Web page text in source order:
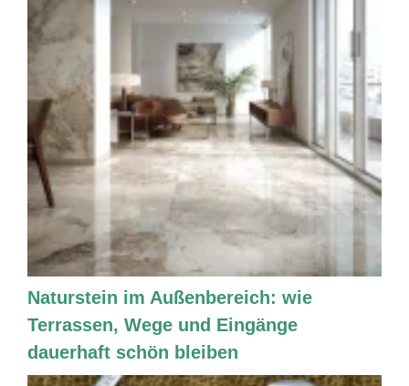
Naturstein im Außenbereich: wie
Terrassen, Wege und Eingänge
dauerhaft schön bleiben